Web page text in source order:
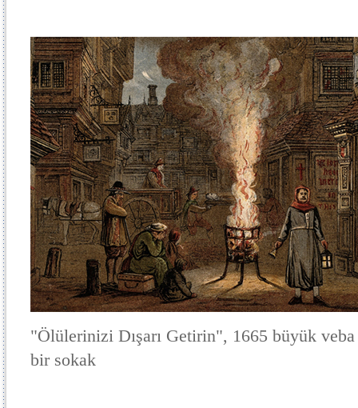
"Ölülerinizi Dışarı Getirin", 1665 büyük veba
bir sokak